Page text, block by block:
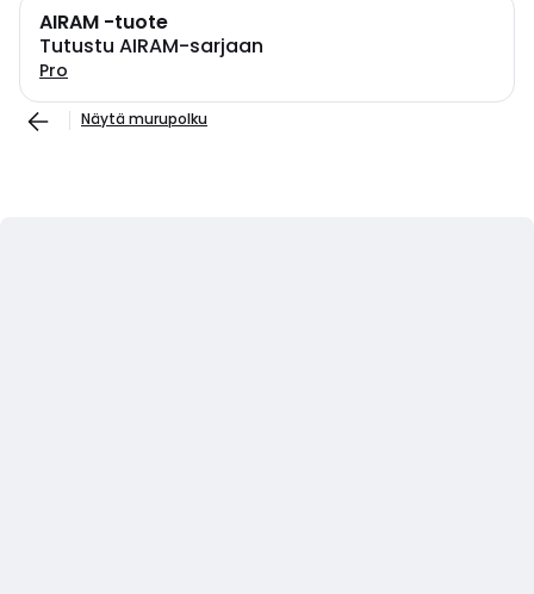
AIRAM -tuote
Tutustu AIRAM-sarjaan
Pro
Näytä murupolku